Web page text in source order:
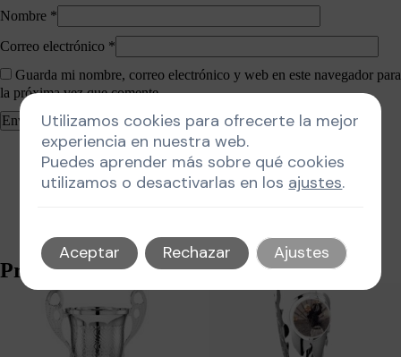
Nombre *
Correo electrónico *
Guarda mi nombre, correo electrónico y web en este navegador para
la próxima vez que comente.
Productos relacionados
Utilizamos cookies para ofrecerte la mejor
experiencia en nuestra web.
Puedes aprender más sobre qué cookies
utilizamos o desactivarlas en los ajustes.
Aceptar Rechazar Ajustes